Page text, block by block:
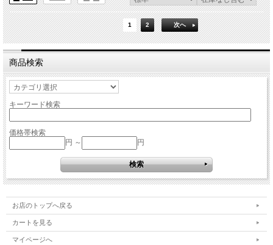
1 2 次へ
商品検索
キーワード検索
価格帯検索
円 ～
円
お店のトップへ戻る
カートを見る
マイページへ